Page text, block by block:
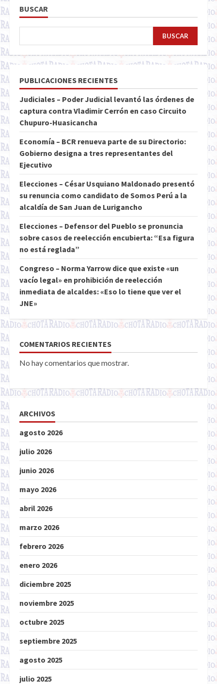
BUSCAR
BUSCAR
PUBLICACIONES RECIENTES
Judiciales – Poder Judicial levantó las órdenes de
captura contra Vladimir Cerrón en caso Circuito
Chupuro-Huasicancha
Economía – BCR renueva parte de su Directorio:
Gobierno designa a tres representantes del
Ejecutivo
Elecciones – César Usquiano Maldonado presentó
su renuncia como candidato de Somos Perú a la
alcaldía de San Juan de Lurigancho
Elecciones – Defensor del Pueblo se pronuncia
sobre casos de reelección encubierta: “Esa figura
no está reglada”
Congreso – Norma Yarrow dice que existe «un
vacío legal» en prohibición de reelección
inmediata de alcaldes: «Eso lo tiene que ver el
JNE»
COMENTARIOS RECIENTES
No hay comentarios que mostrar.
ARCHIVOS
agosto 2026
julio 2026
junio 2026
mayo 2026
abril 2026
marzo 2026
febrero 2026
enero 2026
diciembre 2025
noviembre 2025
octubre 2025
septiembre 2025
agosto 2025
julio 2025